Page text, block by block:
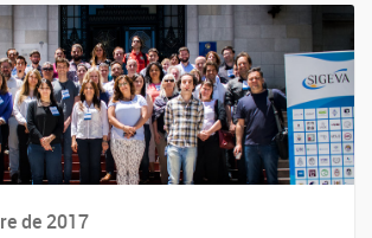
de 2017